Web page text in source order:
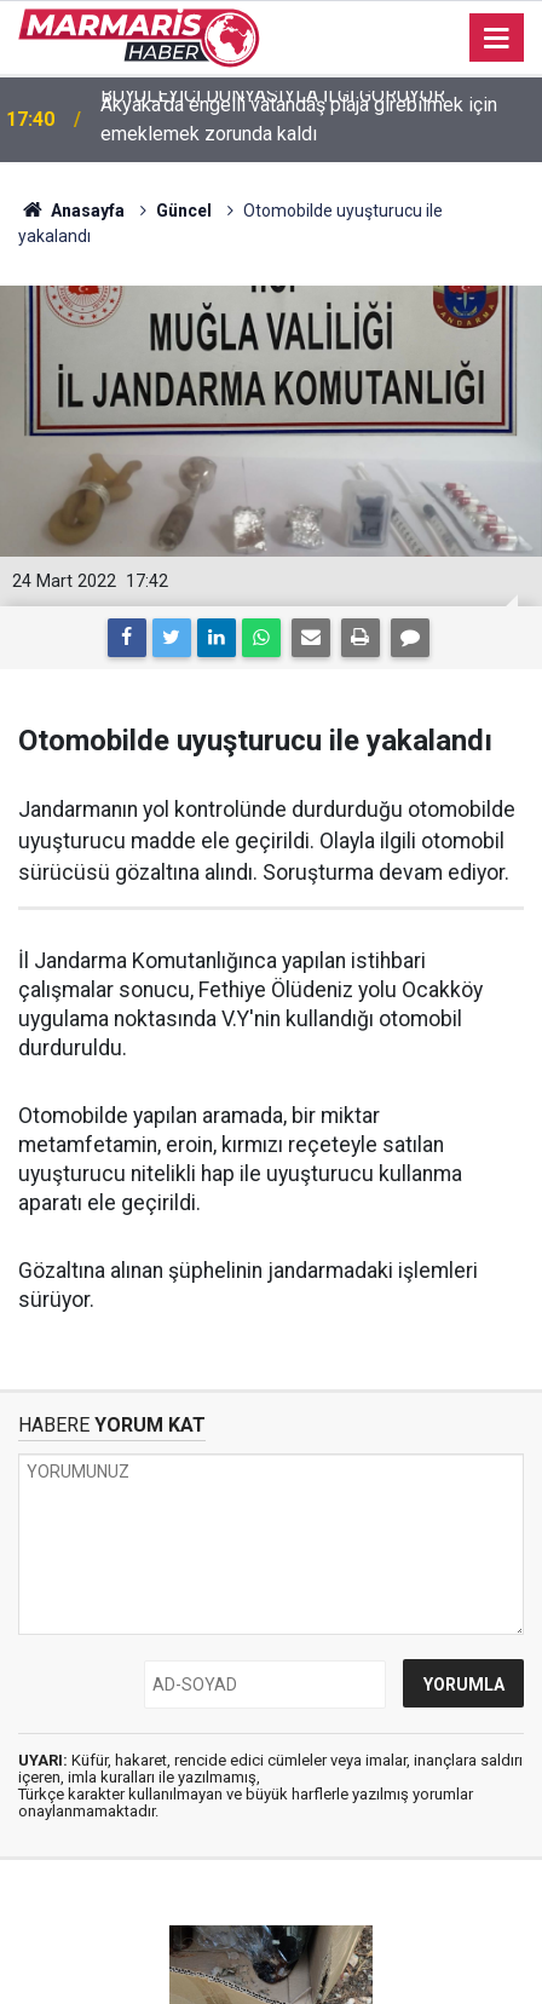
17:40
Akyaka’da engelli vatandaş plaja girebilmek için
emeklemek zorunda kaldı
Anasayfa Güncel
Otomobilde uyuşturucu ile
yakalandı
17:42
24 Mart 2022
Otomobilde uyuşturucu ile yakalandı
Jandarmanın yol kontrolünde durdurduğu otomobilde
uyuşturucu madde ele geçirildi. Olayla ilgili otomobil
sürücüsü gözaltına alındı. Soruşturma devam ediyor.
İl Jandarma Komutanlığınca yapılan istihbari
çalışmalar sonucu, Fethiye Ölüdeniz yolu Ocakköy
uygulama noktasında V.Y'nin kullandığı otomobil
durduruldu.
Otomobilde yapılan aramada, bir miktar
metamfetamin, eroin, kırmızı reçeteyle satılan
uyuşturucu nitelikli hap ile uyuşturucu kullanma
aparatı ele geçirildi.
Gözaltına alınan şüphelinin jandarmadaki işlemleri
sürüyor.
HABERE YORUM KAT
UYARI: Küfür, hakaret, rencide edici cümleler veya imalar, inançlara saldırı
içeren, imla kuralları ile yazılmamış,
Türkçe karakter kullanılmayan ve büyük harflerle yazılmış yorumlar
onaylanmamaktadır.